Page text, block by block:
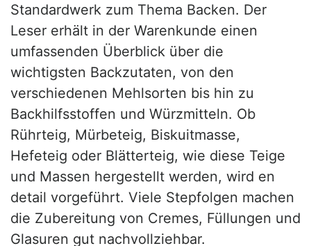
Standardwerk zum Thema Backen. Der
Leser erhält in der Warenkunde einen
umfassenden Überblick über die
wichtigsten Backzutaten, von den
verschiedenen Mehlsorten bis hin zu
Backhilfsstoffen und Würzmitteln. Ob
Rührteig, Mürbeteig, Biskuitmasse,
Hefeteig oder Blätterteig, wie diese Teige
und Massen hergestellt werden, wird en
detail vorgeführt. Viele Stepfolgen machen
die Zubereitung von Cremes, Füllungen und
Glasuren gut nachvollziehbar.